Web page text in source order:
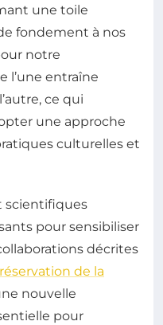
une toile
fondement à nos
notre
l’une entraîne
ce qui
une approche
culturelles et
scientifiques
pour sensibiliser
décrites
de la
nouvelle
pour